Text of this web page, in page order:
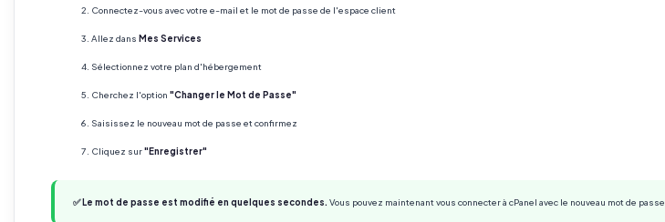
Connectez-vous avec votre e-mail et le mot de passe de l'espace client
Allez dans Mes Services
Sélectionnez votre plan d'hébergement
Cherchez l'option "Changer le Mot de Passe"
Saisissez le nouveau mot de passe et confirmez
Cliquez sur"Enregistrer"
✅ Le mot de passe est modifié en quelques secondes. Vous pouvez maintenant vous connecter à cPanel avec le nouveau mot de passe.